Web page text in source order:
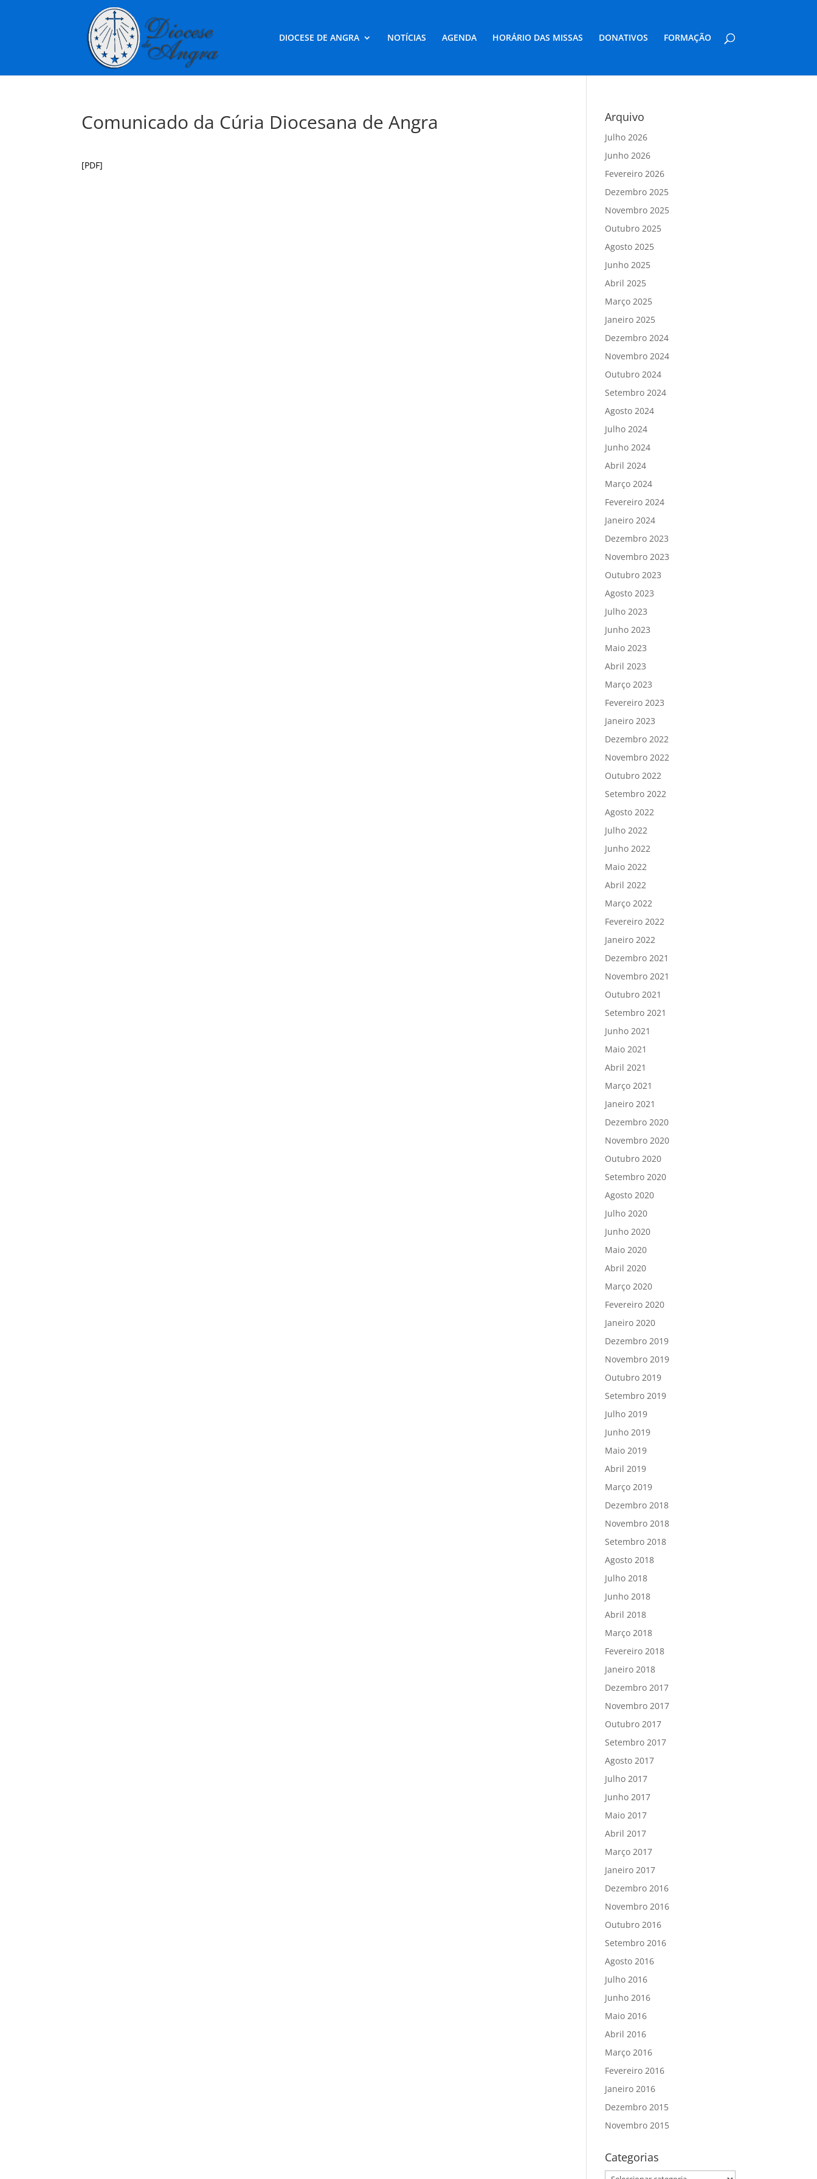
DIOCESE DE ANGRA NOTÍCIAS AGENDA HORÁRIO DAS MISSAS DONATIVOS FORMAÇÃO
Comunicado da Cúria Diocesana de Angra
[PDF]
Arquivo
Julho 2026
Junho 2026
Fevereiro 2026
Dezembro 2025
Novembro 2025
Outubro 2025
Agosto 2025
Junho 2025
Abril 2025
Março 2025
Janeiro 2025
Dezembro 2024
Novembro 2024
Outubro 2024
Setembro 2024
Agosto 2024
Julho 2024
Junho 2024
Abril 2024
Março 2024
Fevereiro 2024
Janeiro 2024
Dezembro 2023
Novembro 2023
Outubro 2023
Agosto 2023
Julho 2023
Junho 2023
Maio 2023
Abril 2023
Março 2023
Fevereiro 2023
Janeiro 2023
Dezembro 2022
Novembro 2022
Outubro 2022
Setembro 2022
Agosto 2022
Julho 2022
Junho 2022
Maio 2022
Abril 2022
Março 2022
Fevereiro 2022
Janeiro 2022
Dezembro 2021
Novembro 2021
Outubro 2021
Setembro 2021
Junho 2021
Maio 2021
Abril 2021
Março 2021
Janeiro 2021
Dezembro 2020
Novembro 2020
Outubro 2020
Setembro 2020
Agosto 2020
Julho 2020
Junho 2020
Maio 2020
Abril 2020
Março 2020
Fevereiro 2020
Janeiro 2020
Dezembro 2019
Novembro 2019
Outubro 2019
Setembro 2019
Julho 2019
Junho 2019
Maio 2019
Abril 2019
Março 2019
Dezembro 2018
Novembro 2018
Setembro 2018
Agosto 2018
Julho 2018
Junho 2018
Abril 2018
Março 2018
Fevereiro 2018
Janeiro 2018
Dezembro 2017
Novembro 2017
Outubro 2017
Setembro 2017
Agosto 2017
Julho 2017
Junho 2017
Maio 2017
Abril 2017
Março 2017
Janeiro 2017
Dezembro 2016
Novembro 2016
Outubro 2016
Setembro 2016
Agosto 2016
Julho 2016
Junho 2016
Maio 2016
Abril 2016
Março 2016
Fevereiro 2016
Janeiro 2016
Dezembro 2015
Novembro 2015
Categorias